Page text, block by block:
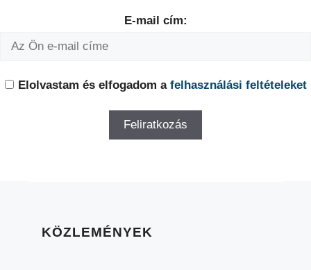
E-mail cím:
Elolvastam és elfogadom a felhasználási feltételeket
KÖZLEMÉNYEK